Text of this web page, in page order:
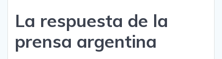
La respuesta de la
prensa argentina